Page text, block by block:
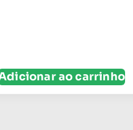
ao carrinho